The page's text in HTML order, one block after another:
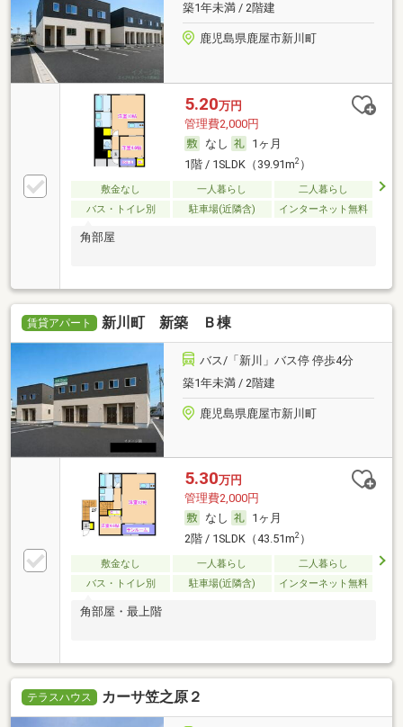
築1年未満 / 2階建
鹿児島県鹿屋市新川町
5.20万円
管理費2,000円
なし
1ヶ月
1階 / 1SLDK（39.91m2）
敷金なし 一人暮らし
二人暮らし
バス・トイレ別
駐車場(近隣含) インターネット無料
角部屋
賃貸アパート 新川町 新築 Ｂ棟
バス/「新川」バス停 停歩4分
築1年未満 / 2階建
鹿児島県鹿屋市新川町
5.30万円
管理費2,000円
なし
1ヶ月
2階 / 1SLDK（43.51m2）
敷金なし 一人暮らし
二人暮らし
バス・トイレ別
駐車場(近隣含) インターネット無料
角部屋・最上階
テラスハウス カーサ笠之原２